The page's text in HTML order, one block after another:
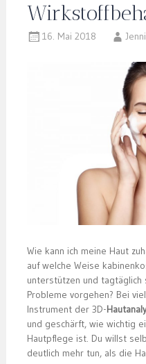
16. Mai 2018
Wie kann ich meine Haut
auf welche Weise
unterstützen und
Probleme vorgehen? Bei
Instrument der 3D-
und geschärft, wie wichtig
Hautpflege ist. Du willst
deutlich mehr tun, als die